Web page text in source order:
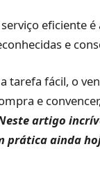
eficiente
e
fácil, o
e
artigo
prática ainda